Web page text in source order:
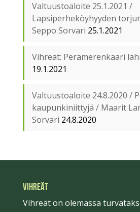
Valtuustoaloite 25.1.2021 /
Lapsiperheköyhyyden
Seppo Sorvari 25.1.2021
Vihreät: Perämerenkaari
19.1.2021
Valtuustoaloite 24.8.2020 /
kaupunkiniittyjä / Maarit
Sorvari 24.8.2020
VIHREÄT
Vihreät on olemassa